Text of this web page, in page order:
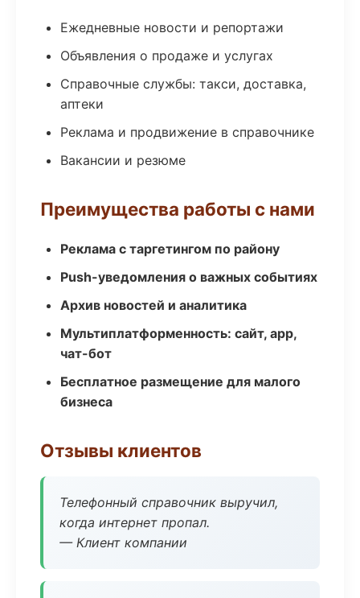
Ежедневные новости и репортажи
Объявления о продаже и услугах
Справочные службы: такси, доставка,
аптеки
Реклама и продвижение в справочнике
Вакансии и резюме
Преимущества работы с нами
Реклама с таргетингом по району
Push-уведомления о важных событиях
Архив новостей и аналитика
Мультиплатформенность: сайт, app,
чат-бот
Бесплатное размещение для малого
бизнеса
Отзывы клиентов
Телефонный справочник выручил,
когда интернет пропал.
— Клиент компании